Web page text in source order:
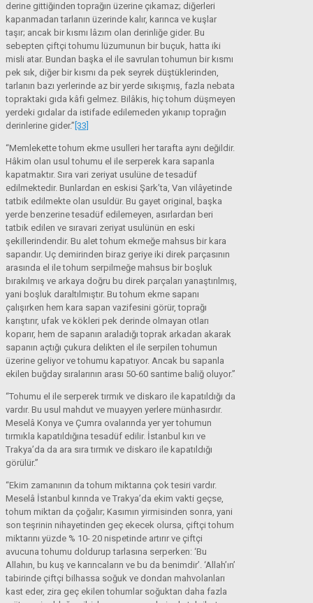
derine gittiğinden toprağın üzerine çıkamaz; diğerleri
kapanmadan tarlanın üzerinde kalır, karınca ve kuşlar
taşır; ancak bir kısmı lâzım olan derinliğe gider. Bu
sebepten çiftçi tohumu lüzumunun bir buçuk, hatta iki
misli atar. Bundan başka el ile savrulan tohumun bir kısmı
pek sık, diğer bir kısmı da pek seyrek düştüklerinden,
tarlanın bazı yerlerinde az bir yerde sıkışmış, fazla nebata
topraktaki gıda kâfi gelmez. Bilâkis, hiç tohum düşmeyen
yerdeki gıdalar da istifade edilemeden yıkanıp toprağın
derinlerine gider.” [33]
“Memlekette tohum ekme usulleri her tarafta aynı değildir.
Hâkim olan usul tohumu el ile serperek kara sapanla
kapatmaktır. Sıra vari zeriyat usulüne de tesadüf
edilmektedir. Bunlardan en eskisi Şark’ta, Van vilâyetinde
tatbik edilmekte olan usuldür. Bu gayet original, başka
yerde benzerine tesadüf edilemeyen, asırlardan beri
tatbik edilen ve sıravari zeriyat usulünün en eski
şekillerindendir. Bu alet tohum ekmeğe mahsus bir kara
sapandır. Uç demirinden biraz geriye iki direk parçasının
arasında el ile tohum serpilmeğe mahsus bir boşluk
bırakılmış ve arkaya doğru bu direk parçaları yanaştırılmış,
yani boşluk daraltılmıştır. Bu tohum ekme sapanı
çalışırken hem kara sapan vazifesini görür, toprağı
karıştırır, ufak ve kökleri pek derinde olmayan otları
koparır, hem de sapanın araladığı toprak arkadan akarak
sapanın açtığı çukura delikten el ile serpilen tohumun
üzerine geliyor ve tohumu kapatıyor. Ancak bu sapanla
ekilen buğday sıralarının arası 50-60 santime baliğ oluyor.”
“Tohumu el ile serperek tırmık ve diskaro ile kapatıldığı da
vardır. Bu usul mahdut ve muayyen yerlere münhasırdır.
Meselâ Konya ve Çumra ovalarında yer yer tohumun
tırmıkla kapatıldığına tesadüf edilir. İstanbul kırı ve
Trakya’da da ara sıra tırmık ve diskaro ile kapatıldığı
görülür.”
“Ekim zamanının da tohum miktarına çok tesiri vardır.
Meselâ İstanbul kırında ve Trakya’da ekim vakti geçse,
tohum miktarı da çoğalır; Kasımın yirmisinden sonra, yani
son teşrinin nihayetinden geç ekecek olursa, çiftçi tohum
miktarını yüzde % 10- 20 nispetinde artırır ve çiftçi
avucuna tohumu doldurup tarlasına serperken: ‘Bu
Allahın, bu kuş ve karıncaların ve bu da benimdir’. ‘Allah’ın’
tabirinde çiftçi bilhassa soğuk ve dondan mahvolanları
kast eder, zira geç ekilen tohumlar soğuktan daha fazla